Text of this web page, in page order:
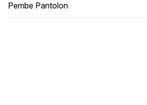
Pembe Pantolon